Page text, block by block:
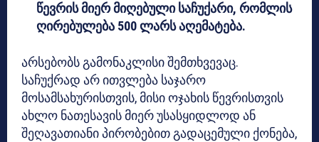
წევრის მიერ მიღებული საჩუქარი, რომლის
ღირებულება 500 ლარს აღემატება.
არსებობს გამონაკლისი შემთხვევაც.
საჩუქრად არ ითვლება საჯარო
მოსამსახურისთვის, მისი ოჯახის წევრისთვის
ახლო ნათესავის მიერ უსასყიდლოდ ან
შეღავათიანი პირობებით გადაცემული ქონება,